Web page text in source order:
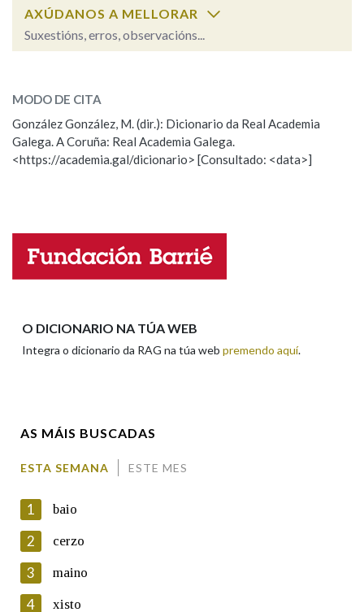
Marcas gramaticais
Pertence a
LIMPAR BUSCA
AXÚDANOS A MELLORAR
Suxestións, erros, observacións...
ESCOLLE UNHA OPCIÓN:
Observación Hai un erro na palabra
Propoño mellorar a definición
Nome
En cumprimento da normativa vixente en materia de
Protección de Datos de Carácter Persoal, a Real Academia
MODO DE CITA
González González, M. (dir.): Dicionario da Real Academia
Galega. A Coruña: Real Academia Galega.
<https://academia.gal/dicionario> [Consultado: <data>]
O DICIONARIO NA TÚA WEB
Integra o dicionario da RAG na túa web premendo aquí.
AS MÁIS BUSCADAS
ESTA SEMANA ESTE MES
1 baio
2 cerzo
3 maino
4 xisto